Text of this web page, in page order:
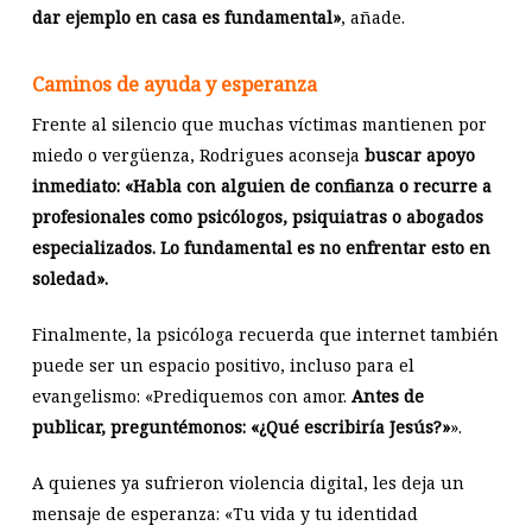
dar ejemplo en casa es fundamental», añade.
Caminos de ayuda y esperanza
Frente al silencio que muchas víctimas mantienen por
miedo o vergüenza, Rodrigues aconseja buscar apoyo
inmediato: «Habla con alguien de confianza o recurre a
profesionales como psicólogos, psiquiatras o abogados
especializados. Lo fundamental es no enfrentar esto en
soledad».
Finalmente, la psicóloga recuerda que internet también
puede ser un espacio positivo, incluso para el
evangelismo: «Prediquemos con amor. Antes de
publicar, preguntémonos: «¿Qué escribiría Jesús?»».
A quienes ya sufrieron violencia digital, les deja un
mensaje de esperanza: «Tu vida y tu identidad